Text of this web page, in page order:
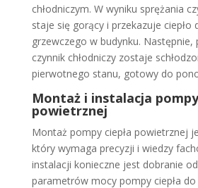
chłodniczym. W wyniku sprężania
staje się gorący i przekazuje ciepło
grzewczego w budynku. Następnie,
czynnik chłodniczy zostaje
pierwotnego stanu, gotowy do
Montaż i instalacja pompy
powietrznej
Montaż pompy ciepła powietrznej
który wymaga precyzji i wiedzy
instalacji konieczne jest dobranie
parametrów mocy pompy ciepła